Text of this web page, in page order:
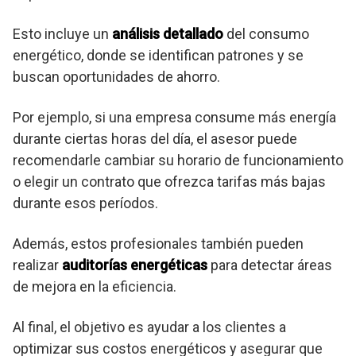
Esto incluye un análisis detallado del consumo
energético, donde se identifican patrones y se
buscan oportunidades de ahorro.
Por ejemplo, si una empresa consume más energía
durante ciertas horas del día, el asesor puede
recomendarle cambiar su horario de funcionamiento
o elegir un contrato que ofrezca tarifas más bajas
durante esos períodos.
Además, estos profesionales también pueden
realizar auditorías energéticas para detectar áreas
de mejora en la eficiencia.
Al final, el objetivo es ayudar a los clientes a
optimizar sus costos energéticos y asegurar que